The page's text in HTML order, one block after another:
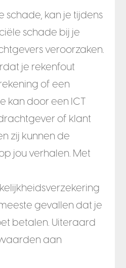
schade, kan je tijdens
schade bij je
veroorzaken.
je rekenfout
of een
kan door een ICT
of klant
zij kunnen de
jou verhalen. Met
gevallen dat je
betalen. Uiteraard
aan